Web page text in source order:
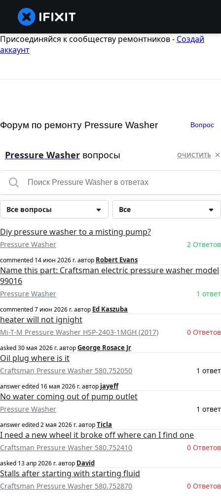
Присоединяйся к сообществу ремонтников - Создай
аккаунт
Форум по ремонту Pressure Washer Вопрос
Pressure Washer вопросы ОЧИСТИТЬ
Все
Все вопросы
Diy pressure washer to a misting pump?
Pressure Washer 2 Ответов
commented 14 июн 2026 г.автор Robert Evans
Name this part: Craftsman electric pressure washer model
99016
Pressure Washer 1 ответ
commented7 июн 2026 г.автор Ed Kaszuba
heater will not ignight
Mi-T-M Pressure Washer HSP-2403-1MGH (2017) 0 Ответов
asked30 мая 2026 г.авторGeorge Rosace Jr
Oil plug where is it
Craftsman Pressure Washer 580.752050 1 ответ
answer edited 16 мая 2026 г.автор jayeff
No water coming out of pump outlet
Pressure Washer 1 ответ
answer edited2 мая 2026 г.авторTicla
I need a new wheel it broke off where can I find one
Craftsman Pressure Washer 580.752410 0 Ответов
asked 13 апр 2026 г.автор David
Stalls after starting with starting fluid
Craftsman Pressure Washer 580.752870 0 Ответов